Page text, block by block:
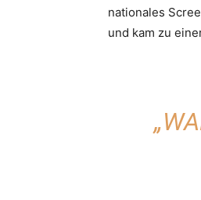
nationales
und kam zu